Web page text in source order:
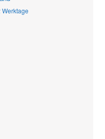
Werktage